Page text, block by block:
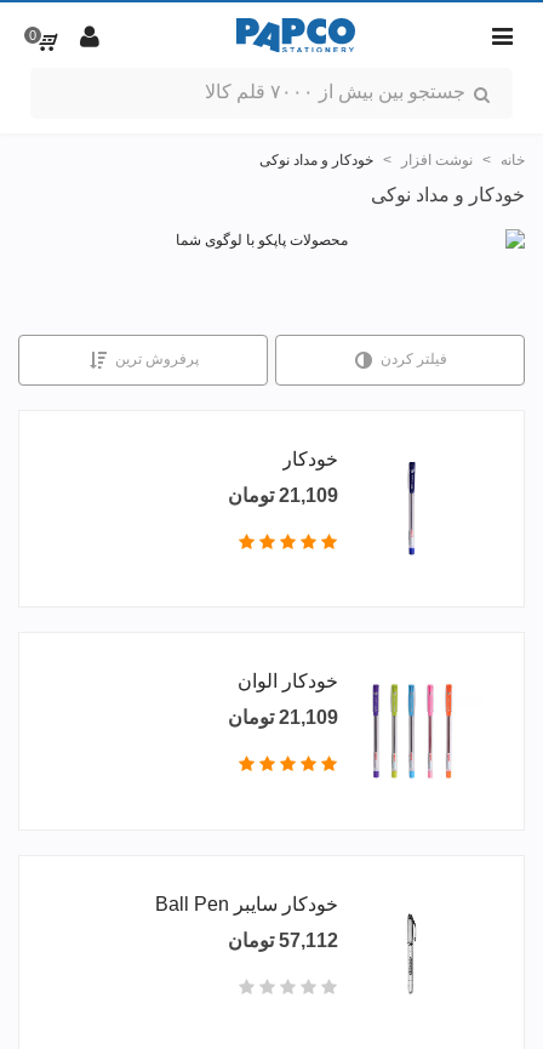
0
خانه > نوشت افزار > خودکار و مداد نوکی
خودکار و مداد نوکی
فیلتر کردن پرفروش ترین
خودکار
21,109 تومان
خودکار الوان
21,109 تومان
خودکار سایبر Ball Pen
57,112 تومان